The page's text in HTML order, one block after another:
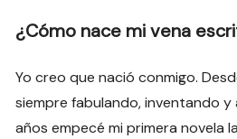
¿Cómo nace mi vena
Yo creo que nació conmigo.
siempre fabulando, inventando
años empecé mi primera novela